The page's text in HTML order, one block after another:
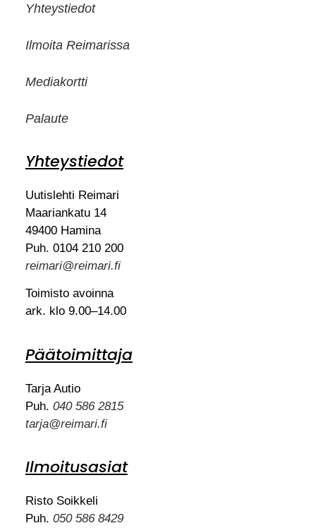
Yhteystiedot
Ilmoita Reimarissa
Mediakortti
Palaute
Yhteystiedot
Uutislehti Reimari
Maariankatu 14
49400 Hamina
Puh. 0104 210 200
reimari@reimari.fi
Toimisto avoinna
ark. klo 9.00–14.00
Päätoimittaja
Tarja Autio
Puh. 040 586 2815
tarja@reimari.fi
Ilmoitusasiat
Risto Soikkeli
Puh. 050 586 8429